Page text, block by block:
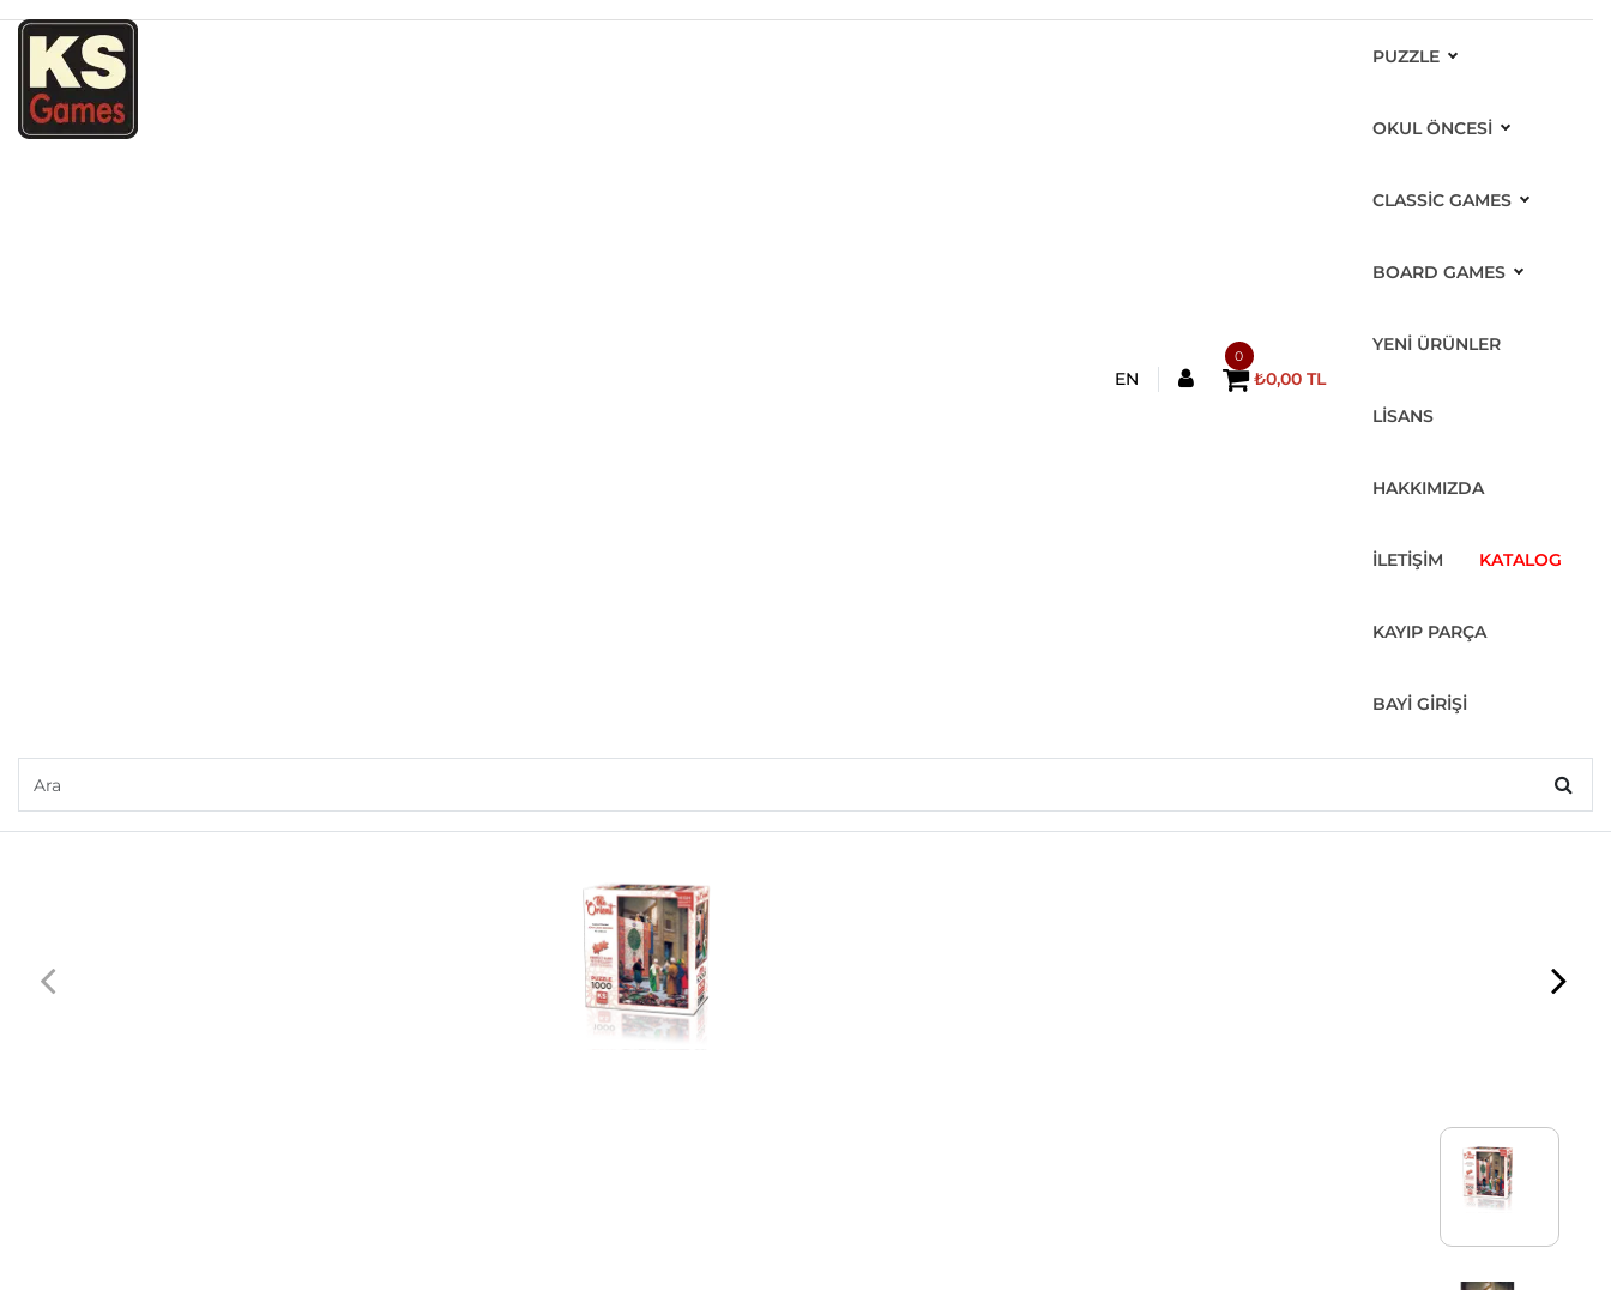
EN
0
₺0,00 TL
PUZZLE
OKUL ÖNCESİ
CLASSIC GAMES
BOARD GAMES
YENİ ÜRÜNLER
LİSANS
HAKKIMIZDA
İLETİŞİM KATALOG
KAYIP PARÇA
BAYİ GİRİŞİ